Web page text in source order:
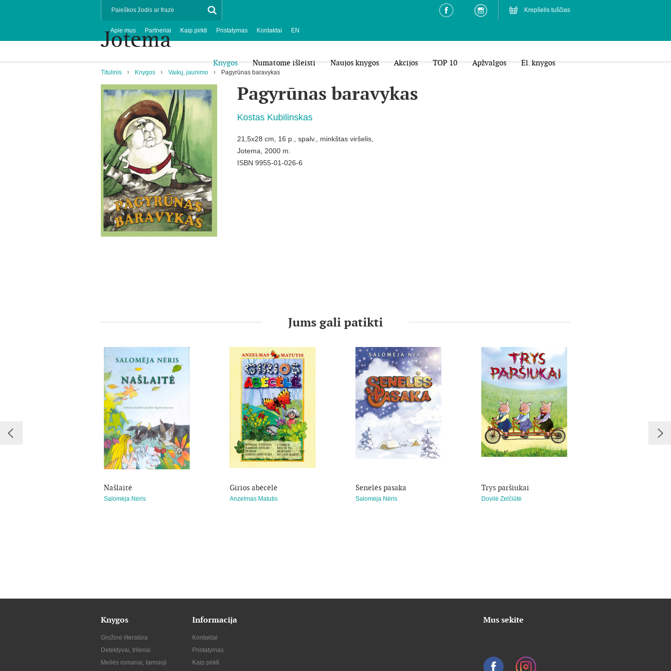
Krepšelis tuščias
Apie mus Partneriai Kaip pirkti Pristatymas Kontaktai EN
Knygos Numatome išleisti Naujos knygos Akcijos TOP 10 Apžvalgos El. knygos
Titulinis Knygos Vaikų, jaunimo Pagyrūnas baravykas
Pagyrūnas baravykas
Kostas Kubilinskas
21,5x28 cm, 16 p., spalv., minkštas viršelis,
Jotema, 2000 m.
ISBN 9955-01-026-6
Jums gali patikti
Našlaitė
Salomėja Nėris
Girios abėcėlė
Anzelmas Matutis
Senelės pasaka
Salomėja Nėris
Trys paršiukai
Dovilė Zelčiūtė
Knygos
Grožinė literatūra
Detektyvai, trileriai
Meilės romanai, tamsioji
Informacija
Kontaktai
Pristatymas
Kaip pirkti
Mus sekite